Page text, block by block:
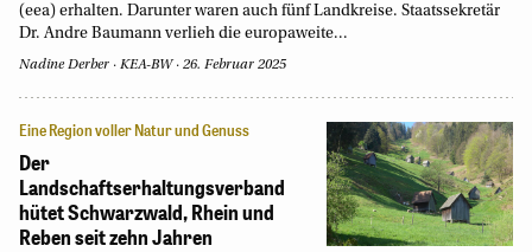
(eea) erhalten. Darunter waren auch fünf Landkreise. Staatssekretär
Dr. Andre Baumann verlieh die europaweite...
Nadine Derber · KEA-BW · 26. Februar 2025
Eine Region voller Natur und Genuss
Der
Landschaftserhaltungsverband
hütet Schwarzwald, Rhein und
Reben seit zehn Jahren